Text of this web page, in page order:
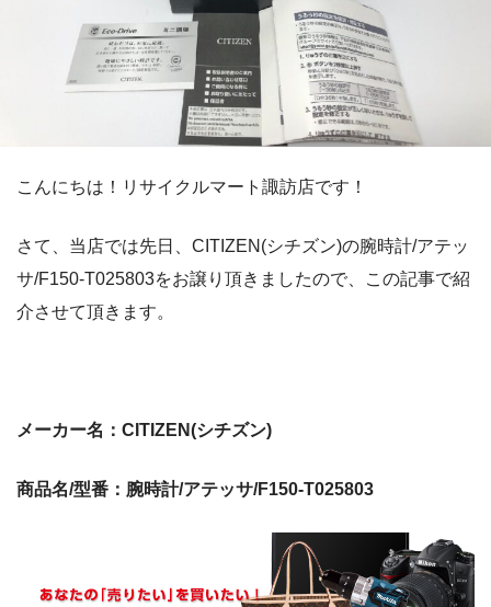
こんにちは！リサイクルマート諏訪店です！
さて、当店では先日、CITIZEN(シチズン)の腕時計/アテッ
サ/F150-T025803をお譲り頂きましたので、この記事で紹
介させて頂きます。
メーカー名：CITIZEN(シチズン)
商品名/型番：腕時計/アテッサ/F150-T025803